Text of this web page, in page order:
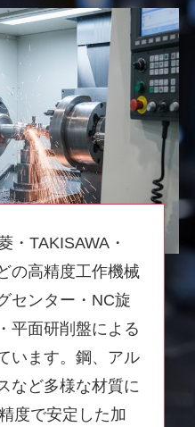
・TAKISAWA・
の高精度工作機械
センター・NC旋
平面研削盤による
います。鋼、アル
など多様な材質に
度で安定した加